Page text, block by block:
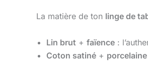
La matière de ton linge de
Lin brut + faïence :
Coton satiné + porcelaine